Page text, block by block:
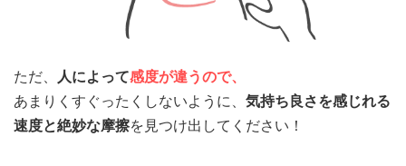
ただ、 人によって感度が違うので、
あまりくすぐったくしないように、 気持ち良さを感じれる
速度と絶妙な摩擦を見つけ出してください！